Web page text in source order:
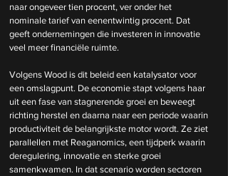
naar ongeveer tien procent, ver onder het
nominale tarief van eenentwintig procent. Dat
geeft ondernemingen die investeren in innovatie
veel meer financiële ruimte.
Volgens Wood is dit beleid een katalysator voor
een omslagpunt. De economie stapt volgens haar
uit een fase van stagnerende groei en beweegt
richting herstel en daarna naar een periode waarin
productiviteit de belangrijkste motor wordt. Ze ziet
parallellen met Reaganomics, een tijdperk waarin
deregulering, innovatie en sterke groei
samenkwamen. In dat scenario worden sectoren